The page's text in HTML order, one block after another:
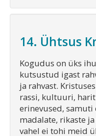
14. Ühtsus
Kogudus on üks
kutsustud igast
ja rahvast.
rassi, kultuuri,
erinevused, samuti
madalate, rikaste
vahel ei tohi meid